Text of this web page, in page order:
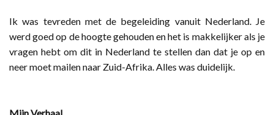
Ik was tevreden met de begeleiding vanuit Nederland. Je
werd goed op de hoogte gehouden en het is makkelijker als je
vragen hebt om dit in Nederland te stellen dan dat je op en
neer moet mailen naar Zuid-Afrika. Alles was duidelijk.